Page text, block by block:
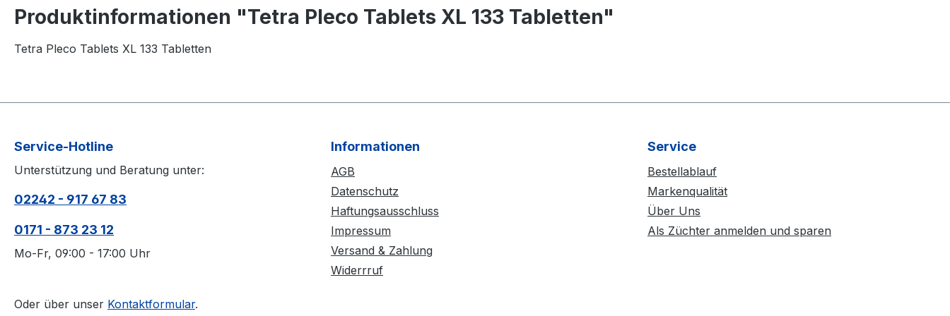
Produktinformationen "Tetra Pleco Tablets XL 133 Tabletten"
Tetra Pleco Tablets XL 133 Tabletten
Service-Hotline
Unterstützung und Beratung unter:
02242 - 917 67 83
0171 - 873 23 12
Mo-Fr, 09:00 - 17:00 Uhr
Oder über unser Kontaktformular.
Informationen
AGB
Datenschutz
Haftungsausschluss
Impressum
Versand & Zahlung
Widerrruf
Service
Bestellablauf
Markenqualität
Über Uns
Als Züchter anmelden und sparen